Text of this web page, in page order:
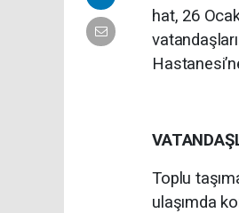
hat, 26
Toplu
ulaşımda